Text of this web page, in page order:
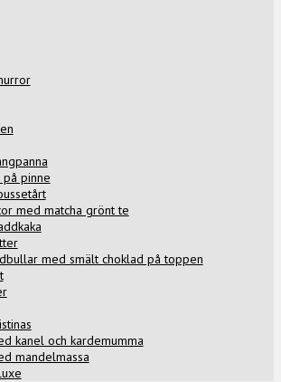
på pinne
med matcha grönt te
med smält choklad på toppen
kanel och kardemumma
mandelmassa